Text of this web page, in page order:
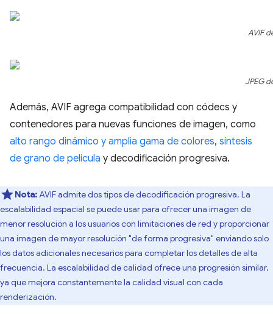
AVIF
JPEG
Además, AVIF agrega compatibilidad con códecs y
contenedores para nuevas funciones de imagen, como
alto rango dinámico y amplia gama de colores, síntesis
de grano de película y decodificación progresiva.
Nota:AVIF admite dos tipos de decodificación progresiva. La
escalabilidad espacial se puede usar para ofrecer una imagen de
menor resolución a los usuarios con limitaciones de red y proporcionar
una imagen de mayor resolución "de forma progresiva" enviando solo
los datos adicionales necesarios para completar los detalles de alta
frecuencia. La escalabilidad de calidad ofrece una progresión similar,
ya que mejora constantemente la calidad visual con cada
renderización.